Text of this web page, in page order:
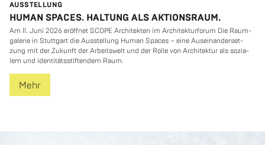
AUS­STEL­LUNG
HUMAN SPACES. HALTUNG ALS AKTIONSRAUM.
Am 11. Juni 2026 er­öff­net SCOPE Ar­chi­tek­ten im Ar­chi­tek­tur­fo­rum Die Raum­
ga­le­rie in Stutt­gart die Aus­stel­lung Human Spaces – eine Aus­ein­an­der­set­
zung mit der Zu­kunft der Ar­beits­welt und der Rolle von Ar­chi­tek­tur als so­zia­
lem und iden­ti­täts­stif­ten­dem Raum.
Mehr